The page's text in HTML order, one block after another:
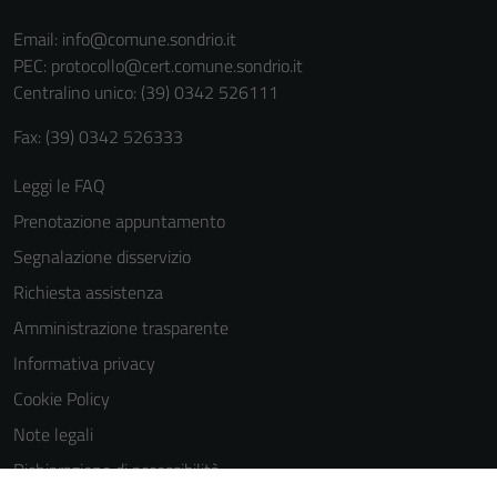
Email: info@comune.sondrio.it
PEC: protocollo@cert.comune.sondrio.it
Centralino unico: (39) 0342 526111
Fax: (39) 0342 526333
Leggi le FAQ
Prenotazione appuntamento
Segnalazione disservizio
Richiesta assistenza
Amministrazione trasparente
Informativa privacy
Cookie Policy
Note legali
Dichiarazione di accessibilità